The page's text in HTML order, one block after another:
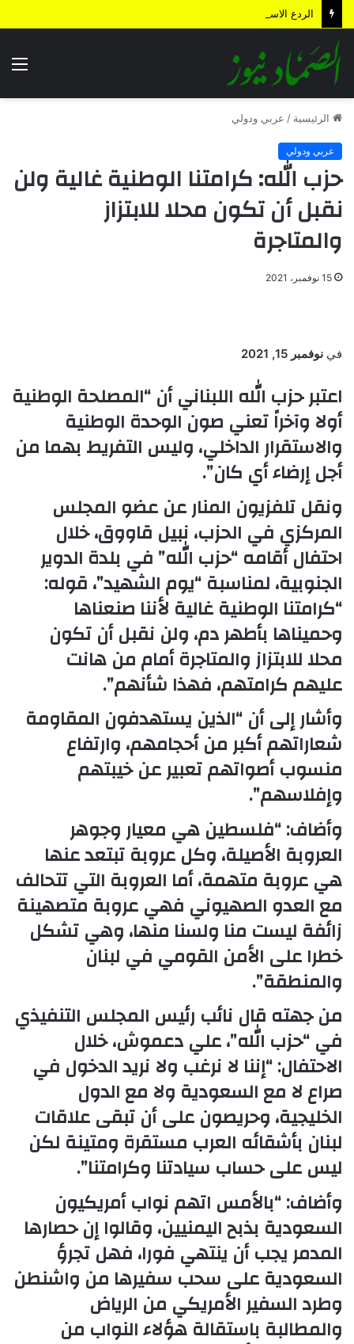
الرئيسية / عربي ودولي
عربي ودولي
حزب الله: كرامتنا الوطنية غالية ولن
نقبل أن تكون محلا للابتزاز
والمتاجرة
15 نوفمبر، 2021
في نوفمبر 15, 2021
اعتبر حزب الله اللبناني أن “المصلحة الوطنية
أولا وآخراً تعني صون الوحدة الوطنية
والاستقرار الداخلي، وليس التفريط بهما من
أجل إرضاء أي كان”.
ونقل تلفزيون المنار عن عضو المجلس
المركزي في الحزب، نبيل قاووق، خلال
احتفال أقامه “حزب الله” في بلدة الدوير
الجنوبية، لمناسبة “يوم الشهيد”، قوله:
“كرامتنا الوطنية غالية لأننا صنعناها
وحميناها بأطهر دم، ولن نقبل أن تكون
محلا للابتزاز والمتاجرة أمام من هانت
عليهم كرامتهم، فهذا شأنهم”.
وأشار إلى أن “الذين يستهدفون المقاومة
شعاراتهم أكبر من أحجامهم، وارتفاع
منسوب أصواتهم تعبير عن خيبتهم
وإفلاسهم”.
وأضاف: “فلسطين هي معيار وجوهر
العروبة الأصيلة، وكل عروبة تبتعد عنها
هي عروبة متهمة، أما العروبة التي تتحالف
مع العدو الصهيوني فهي عروبة متصهينة
زائفة ليست منا ولسنا منها، وهي تشكل
خطرا على الأمن القومي في لبنان
والمنطقة”.
من جهته قال نائب رئيس المجلس التنفيذي
في “حزب الله”، علي دعموش، خلال
الاحتفال: “إننا لا نرغب ولا نريد الدخول في
صراع لا مع السعودية ولا مع الدول
الخليجية، وحريصون على أن تبقى علاقات
لبنان بأشقائه العرب مستقرة ومتينة لكن
ليس على حساب سيادتنا وكرامتنا”.
وأضاف: “بالأمس اتهم نواب أمريكيون
السعودية بذبح اليمنيين، وقالوا إن حصارها
المدمر يجب أن ينتهي فورا، فهل تجرؤ
السعودية على سحب سفيرها من واشنطن
وطرد السفير الأمريكي من الرياض
والمطالبة باستقالة هؤلاء النواب من